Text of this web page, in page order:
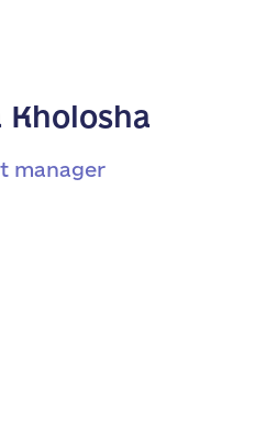
Kholosha
manager